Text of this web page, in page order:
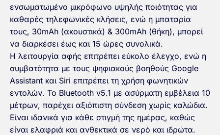
ενσωματωμένο μικρόφωνο υψηλής ποιότητας για
καθαρές τηλεφωνικές κλήσεις, ενώ η μπαταρία
τους, 30mAh (ακουστικά) & 300mAh (θήκη), μπορεί
να διαρκέσει έως και 15 ώρες συνολικά.
Η λειτουργία αφής επιτρέπει εύκολο έλεγχο, ενώ η
συμβατότητα με τους ψηφιακούς βοηθούς Google
Assistant και Siri επιτρέπει τη χρήση φωνητικών
εντολών. Το Bluetooth v5.1 με ασύρματη εμβέλεια 10
μέτρων, παρέχει αξιόπιστη σύνδεση χωρίς καλώδια.
Είναι ιδανικά για κάθε στιγμή της ημέρας, καθώς
είναι ελαφριά και ανθεκτικά σε νερό και ιδρώτα.